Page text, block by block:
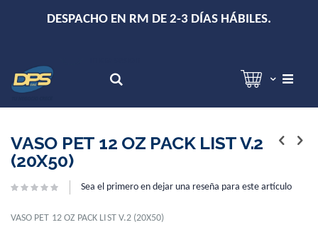
DESPACHO EN RM DE 2-3 DÍAS HÁBILES.
to
the
end
the
gallery
to
the
beginning
the
gallery
VASO PET 12 OZ PACK LIST V.2
(20X50)
Sea el primero en dejar una reseña para este artículo
VASO PET 12 OZ PACK LIST V.2 (20X50)